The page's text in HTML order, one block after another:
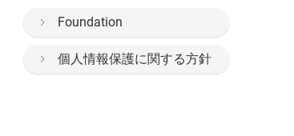
Foundation
個人情報保護に関する方針